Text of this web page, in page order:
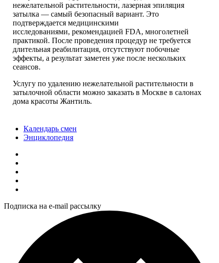
нежелательной растительности, лазерная эпиляция
затылка — самый безопасный вариант. Это
подтверждается медицинскими
исследованиями, рекомендацией FDA, многолетней
практикой. После проведения процедур не требуется
длительная реабилитация, отсутствуют побочные
эффекты, а результат заметен уже после нескольких
сеансов.
Услугу по удалению нежелательной растительности в
затылочной области можно заказать в Москве в салонах
дома красоты Жантиль.
Календарь смен
Энциклопедия
Подписка на e-mail рассылку